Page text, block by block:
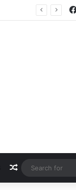
Random Article